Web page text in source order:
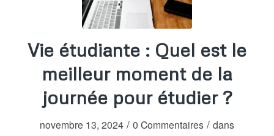
Vie étudiante : Quel est le
meilleur moment de la
journée pour étudier ?
novembre 13, 2024 / 0 Commentaires / dans